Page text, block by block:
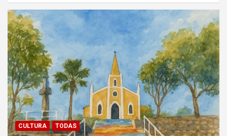
CULTURA TODAS